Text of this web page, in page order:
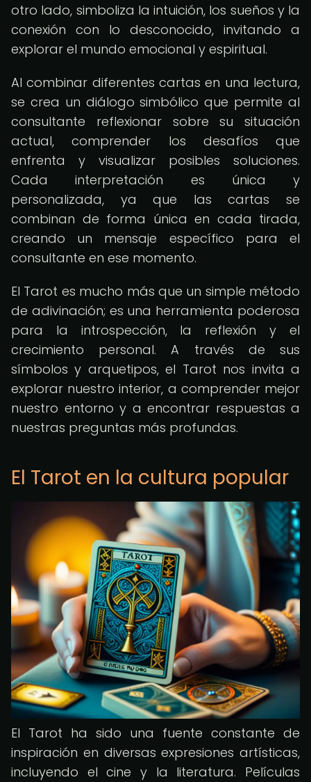
otro lado, simboliza la intuición, los sueños y la
conexión con lo desconocido, invitando a
explorar el mundo emocional y espiritual.
Al combinar diferentes cartas en una lectura,
se crea un diálogo simbólico que permite al
consultante reflexionar sobre su situación
actual, comprender los desafíos que
enfrenta y visualizar posibles soluciones.
Cada interpretación es única y
personalizada, ya que las cartas se
combinan de forma única en cada tirada,
creando un mensaje específico para el
consultante en ese momento.
El Tarot es mucho más que un simple método
de adivinación; es una herramienta poderosa
para la introspección, la reflexión y el
crecimiento personal. A través de sus
símbolos y arquetipos, el Tarot nos invita a
explorar nuestro interior, a comprender mejor
nuestro entorno y a encontrar respuestas a
nuestras preguntas más profundas.
El Tarot en la cultura popular
El Tarot ha sido una fuente constante de
inspiración en diversas expresiones artísticas,
incluyendo el cine y la literatura. Películas